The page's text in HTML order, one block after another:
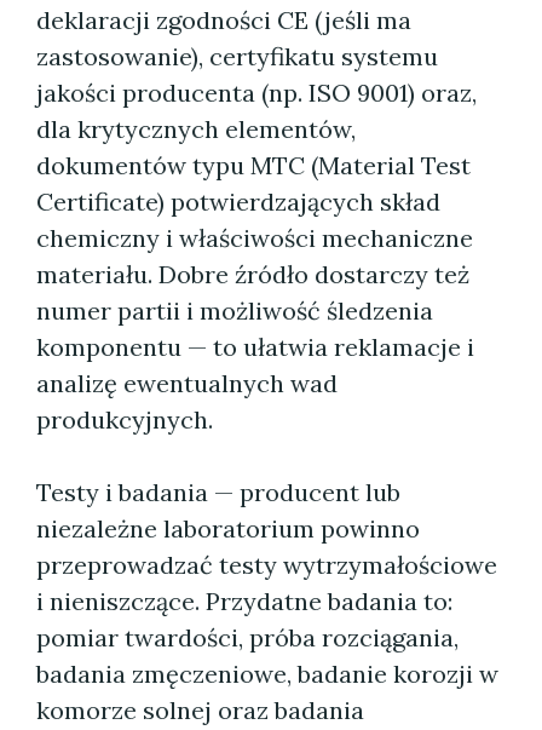
deklaracji zgodności CE (jeśli ma
zastosowanie), certyfikatu systemu
jakości producenta (np. ISO 9001) oraz,
dla krytycznych elementów,
dokumentów typu MTC (Material Test
Certificate) potwierdzających skład
chemiczny i właściwości mechaniczne
materiału. Dobre źródło dostarczy też
numer partii i możliwość śledzenia
komponentu — to ułatwia reklamacje i
analizę ewentualnych wad
produkcyjnych.
Testy i badania — producent lub
niezależne laboratorium powinno
przeprowadzać testy wytrzymałościowe
i nieniszczące. Przydatne badania to:
pomiar twardości, próba rozciągania,
badania zmęczeniowe, badanie korozji w
komorze solnej oraz badania